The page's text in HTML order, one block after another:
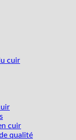
cuir
cuir
qualité